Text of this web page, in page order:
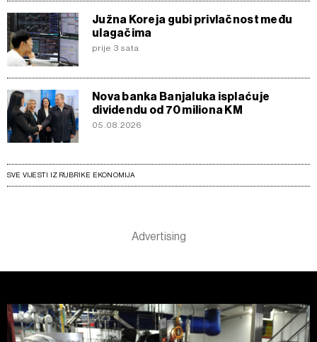
Južna Koreja gubi privlačnost među
ulagačima
prije 3 sata
Nova banka Banjaluka isplaćuje
dividendu od 70 miliona KM
05.08.2026
SVE VIJESTI IZ RUBRIKE EKONOMIJA